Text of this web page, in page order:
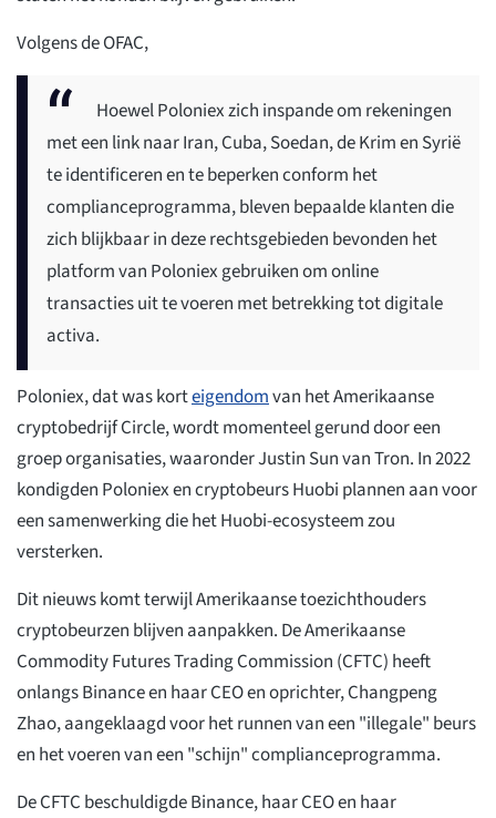
Volgens de OFAC,
Hoewel Poloniex zich inspande om rekeningen
met een link naar Iran, Cuba, Soedan, de Krim en Syrië
te identificeren en te beperken conform het
complianceprogramma, bleven bepaalde klanten die
zich blijkbaar in deze rechtsgebieden bevonden het
platform van Poloniex gebruiken om online
transacties uit te voeren met betrekking tot digitale
activa.
Poloniex, dat was korteigendomvan het Amerikaanse
cryptobedrijf Circle, wordt momenteel gerund door een
groep organisaties, waaronder Justin Sun van Tron. In 2022
kondigden Poloniex en cryptobeurs Huobi plannen aan voor
een samenwerking die het Huobi-ecosysteem zou
versterken.
Dit nieuws komt terwijl Amerikaanse toezichthouders
cryptobeurzen blijven aanpakken. De Amerikaanse
Commodity Futures Trading Commission (CFTC) heeft
onlangs Binance en haar CEO en oprichter, Changpeng
Zhao, aangeklaagd voor het runnen van een "illegale" beurs
en het voeren van een "schijn" complianceprogramma.
De CFTC beschuldigde Binance, haar CEO en haar